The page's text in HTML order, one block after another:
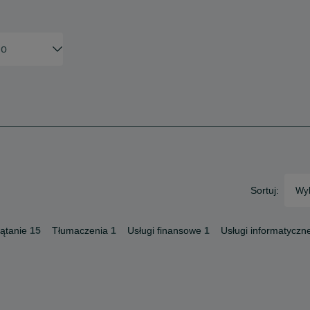
Sortuj:
15 Tłumaczenia 1 Usługi finansowe 1 Usługi